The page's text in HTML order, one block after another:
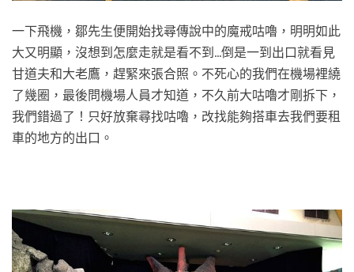
一下飛機，鄒先生便開始找尋傳說中的魔戒咕嚕，明明如此
大又明顯，沒想到怎麼走就是看不到…倒是一到出口就看見
甘道夫和大老鷹，趕緊來張合照。不死心的我們在機場裡繞
了幾圈，最後問機場人員才知道，不久前大咕嚕才剛拆下，
我們錯過了！只好放棄尋找咕嚕，改找能夠搭車去我們要租
車的地方的出口。